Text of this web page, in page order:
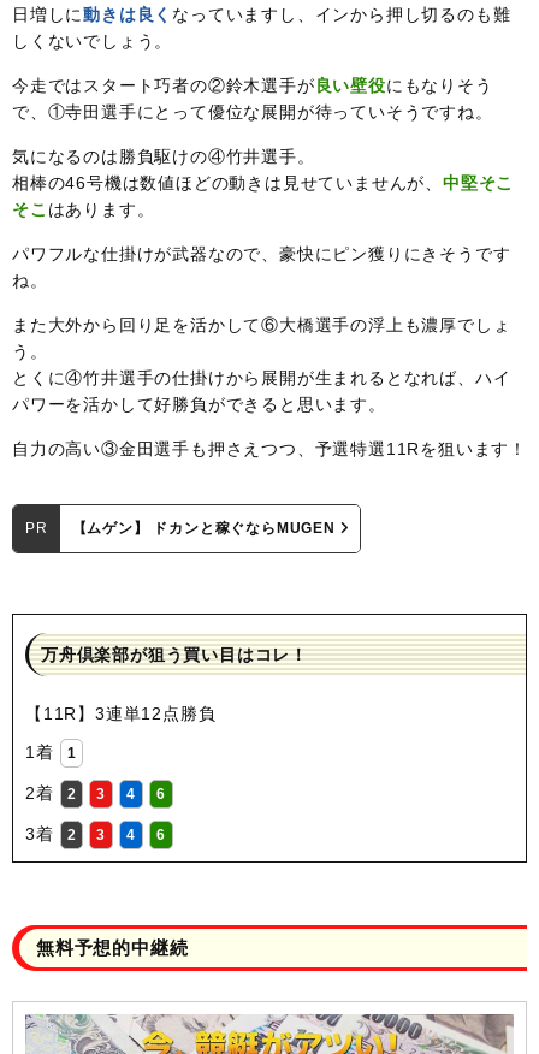
日増しに動きは良く なっていますし、インから押し切るのも難
しくないでしょう。
今走ではスタート巧者の②鈴木選手が良い壁役にもなりそう
で、①寺田選手にとって優位な展開が待っていそうですね。
気になるのは勝負駆けの④竹井選手。
相棒の46号機は数値ほどの動きは見せていませんが、 中堅そこ
そこ はあります。
パワフルな仕掛けが武器なので、豪快にピン獲りにきそうです
ね。
また大外から回り足を活かして⑥大橋選手の浮上も濃厚でしょ
う。
とくに④竹井選手の仕掛けから展開が生まれるとなれば、ハイ
パワーを活かして好勝負ができると思います。
自力の高い③金田選手も押さえつつ、予選特選11Rを狙います！
PR 【ムゲン】 ドカンと稼ぐならMUGEN
万舟倶楽部が狙う買い目はコレ！
【11R】3連単12点勝負
1着
1
2着 2 3 4 6
3着 2 3 4 6
無料予想的中継続